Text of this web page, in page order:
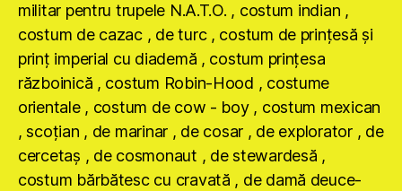
militar pentru trupele N.A.T.O. , costum indian ,
costum de cazac , de turc , costum de prinţesă şi
prinţ imperial cu diademă , costum prinţesa
războinică , costum Robin-Hood , costume
orientale , costum de cow - boy , costum mexican
, scoţian , de marinar , de cosar , de explorator , de
cercetaş , de cosmonaut , de stewardesă ,
costum bărbătesc cu cravată , de damă deuce-